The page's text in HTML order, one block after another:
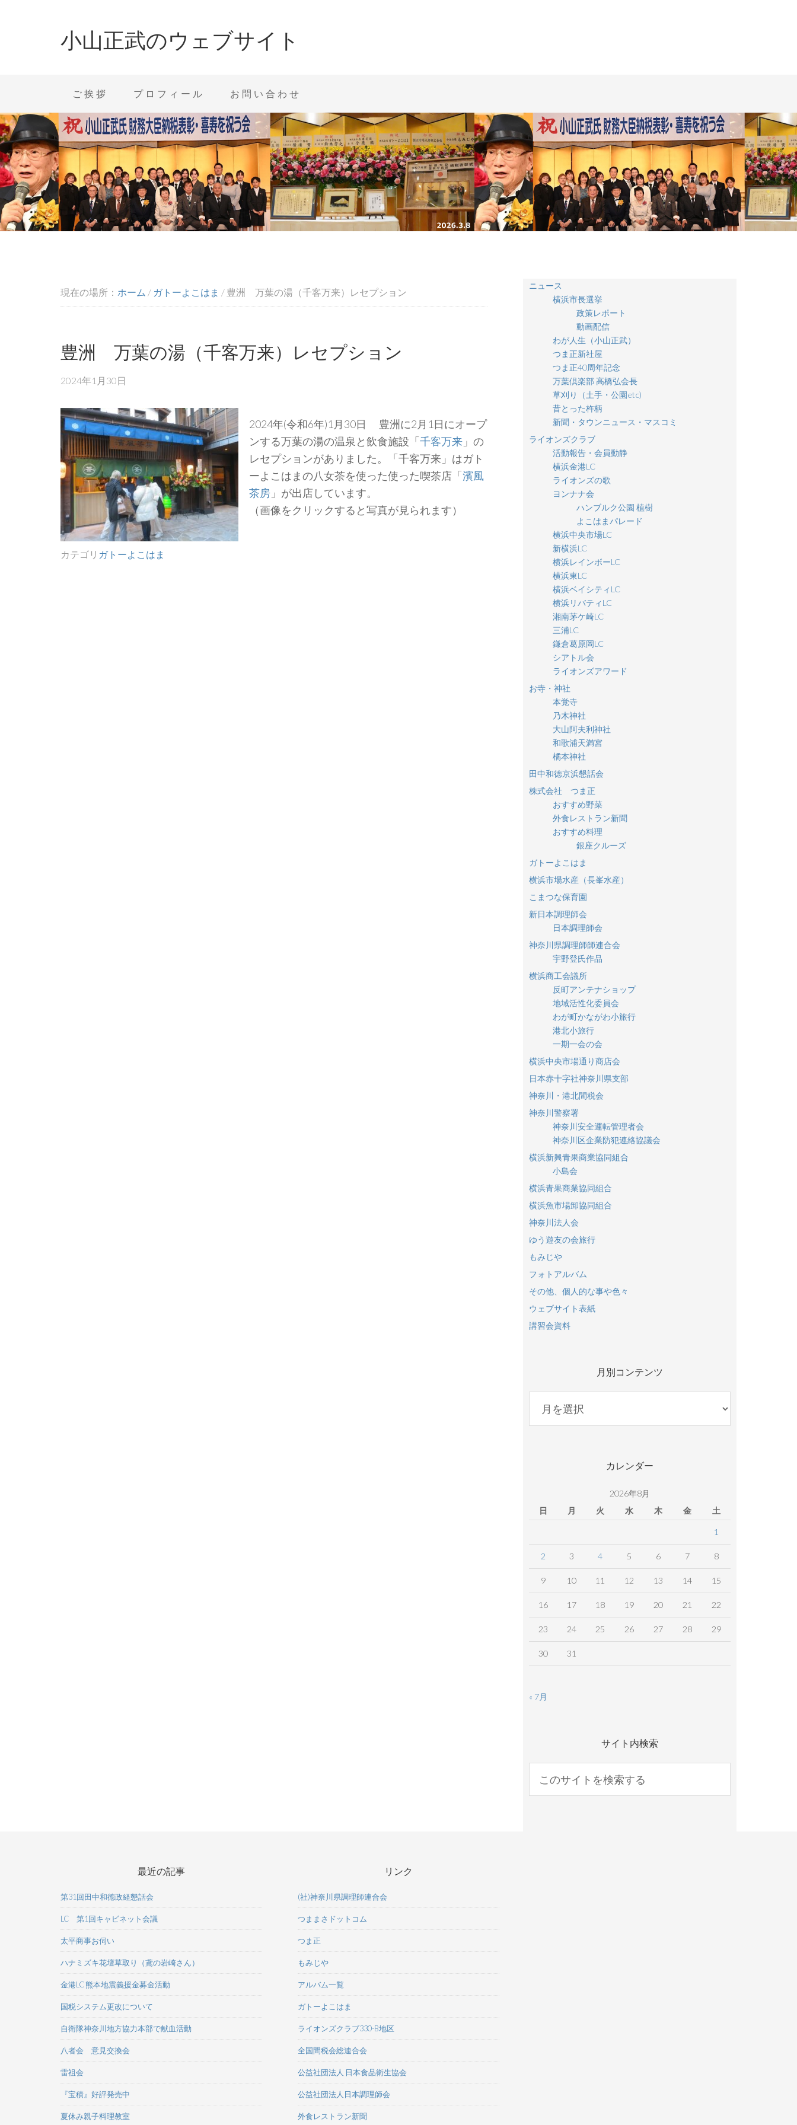
小山正武のウェブサイト
ご挨拶 プロフィール お問い合わせ
現在の場所： ホーム / ガトーよこはま / 豊洲 万葉の湯（千客万来）レセプション
豊洲 万葉の湯（千客万来）レセプション
2024年1月30日
2024年(令和6年)1月30日 豊洲に2月1日にオープ
ンする万葉の湯の温泉と飲食施設「千客万来 」の
レセプションがありました。「千客万来」はガト
ーよこはまの八女茶を使った使った喫茶店「濱風
茶房 」が出店しています。
（画像をクリックすると写真が見られます）
カテゴリ ガトーよこはま
ニュース
横浜市長選挙
政策レポート
動画配信
わが人生（小山正武）
つま正新社屋
つま正40周年記念
万葉倶楽部 高橋弘会長
草刈り（土手・公園etc)
昔とった杵柄
新聞・タウンニュース・マスコミ
ライオンズクラブ
活動報告・会員動静
横浜金港LC
ライオンズの歌
ヨンナナ会
ハンブルク公園 植樹
よこはまパレード
横浜中央市場LC
新横浜LC
横浜レインボーLC
横浜東LC
横浜ベイシティLC
横浜リバティLC
湘南茅ケ崎LC
三浦LC
鎌倉葛原岡LC
シアトル会
ライオンズアワード
お寺・神社
本覚寺
乃木神社
大山阿夫利神社
和歌浦天満宮
橘本神社
田中和徳京浜懇話会
株式会社 つま正
おすすめ野菜
外食レストラン新聞
おすすめ料理
銀座クルーズ
ガトーよこはま
横浜市場水産（長峯水産）
こまつな保育園
新日本調理師会
日本調理師会
神奈川県調理師師連合会
宇野登氏作品
横浜商工会議所
反町アンテナショップ
地域活性化委員会
わが町かながわ小旅行
港北小旅行
一期一会の会
横浜中央市場通り商店会
日本赤十字社神奈川県支部
神奈川・港北間税会
神奈川警察署
神奈川安全運転管理者会
神奈川区企業防犯連絡協議会
横浜新興青果商業協同組合
小島会
横浜青果商業協同組合
横浜魚市場卸協同組合
神奈川法人会
ゆう遊友の会旅行
もみじや
フォトアルバム
その他、個人的な事や色々
ウェブサイト表紙
講習会資料
月別コンテンツ
コ
カレンダー
2026年8月
日
月 火 水 木 金 土
1
2 3 4 5 6 7 8
9 10 11 12 13 14 15
16 17 18 19 20 21 22
23 24 25 26 27 28 29
30 31
« 7月
サイト内検索
最近の記事
第31回田中和德政経懇話会
LC 第1回キャビネット会議
太平商事お伺い
ハナミズキ花壇草取り（鳶の岩崎さん）
金港LC 熊本地震義援金募金活動
国税システム更改について
自衛隊神奈川地方協力本部で献血活動
八者会 意見交換会
雷祖会
『宝積』好評発売中
夏休み親子料理教室
リンク
(社)神奈川県調理師連合会
つままさドットコム
つま正
もみじや
アルバム一覧
ガトーよこはま
ライオンズクラブ330-B地区
全国間税会総連合会
公益社団法人 日本食品衛生協会
公益社団法人日本調理師会
外食レストラン新聞